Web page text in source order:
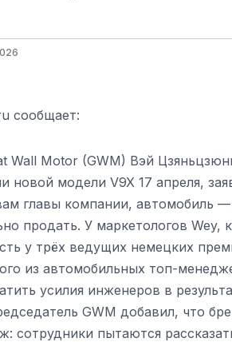
сообщает:
Wall Motor (GWM) Вэй
новой модели V9X 17 апреля,
главы компании, автомобиль
продать. У маркетологов
у трёх ведущих немецких
из автомобильных топ-
усилия инженеров в
GWM добавил, что
сотрудники пытаются